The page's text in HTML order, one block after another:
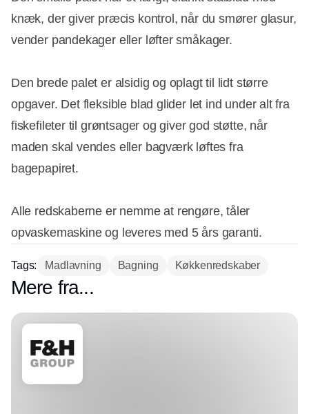
knæk, der giver præcis kontrol, når du smører glasur,
vender pandekager eller løfter småkager.
Den brede palet er alsidig og oplagt til lidt større
opgaver. Det fleksible blad glider let ind under alt fra
fiskefileter til grøntsager og giver god støtte, når
maden skal vendes eller bagværk løftes fra
bagepapiret.
Alle redskaberne er nemme at rengøre, tåler
opvaskemaskine og leveres med 5 års garanti.
Tags: Madlavning Bagning Køkkenredskaber
Mere fra...